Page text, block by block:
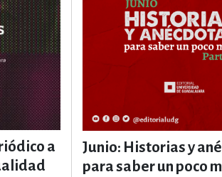
MEDICINA,
DE CÓMICS,
a
Junio: Historias y
para saber un poco